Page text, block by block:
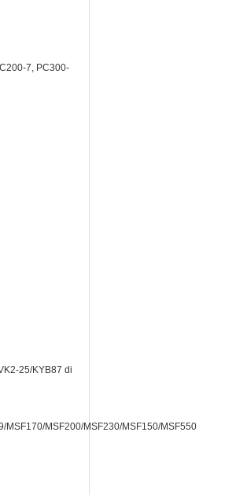
7, PC300-
25/KYB87 di
MSF170/MSF200/MSF230/MSF150/MSF550